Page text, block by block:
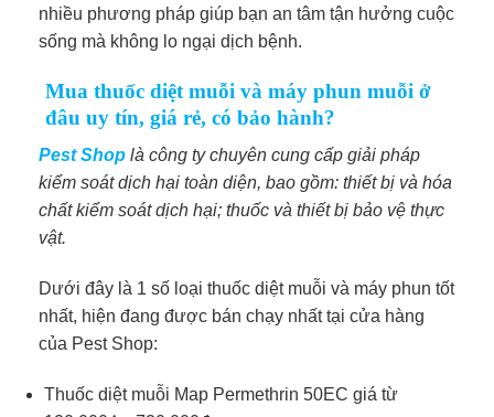
nhiều phương pháp giúp bạn an tâm tận hưởng cuộc
sống mà không lo ngại dịch bệnh.
Mua thuốc diệt muỗi và máy phun muỗi ở
đâu uy tín, giá rẻ, có bảo hành?
Pest Shop là công ty chuyên cung cấp giải pháp
kiểm soát dịch hại toàn diện, bao gồm: thiết bị và hóa
chất kiểm soát dịch hại; thuốc và thiết bị bảo vệ thực
vật.
Dưới đây là 1 số loại thuốc diệt muỗi và máy phun tốt
nhất, hiện đang được bán chạy nhất tại cửa hàng
của Pest Shop:
Thuốc diệt muỗi Map Permethrin 50EC giá từ